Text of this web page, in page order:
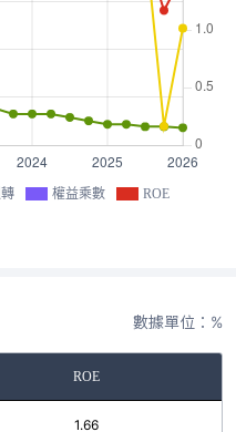
權益乘數 ROE
數據單位：%
ROE
1.66